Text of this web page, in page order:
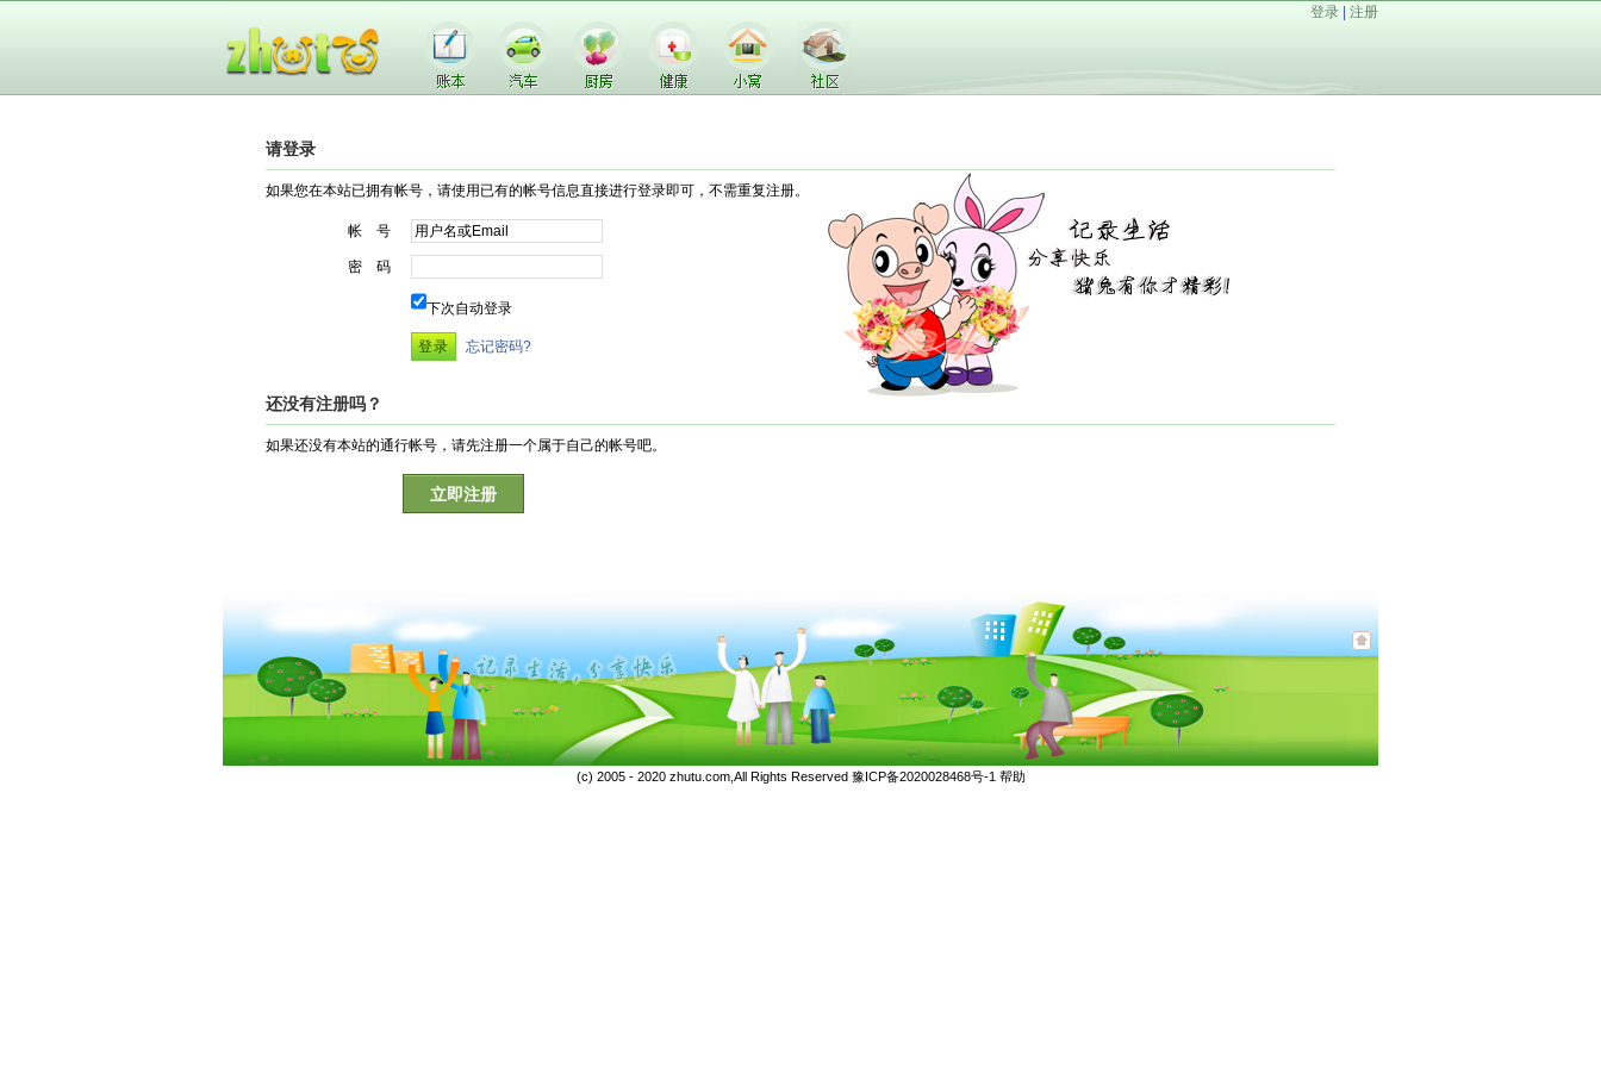
登录 注册
请登录
如果您在本站已拥有帐号，请使用已有的帐号信息直接进行登录即可，不需重复注册。
帐 号
密 码
下次自动登录
忘记密码?
还没有注册吗？
如果还没有本站的通行帐号，请先注册一个属于自己的帐号吧。
立即注册
(c) 2005 - 2020 zhutu.com,All Rights Reserved 豫ICP备2020028468号-1 帮助